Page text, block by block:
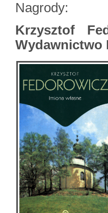
Nagrody:
Krzysztof
Wydawnictwo